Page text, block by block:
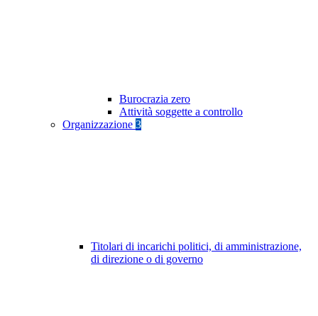
Burocrazia zero
Attività soggette a controllo
Organizzazione 3
Titolari di incarichi politici, di amministrazione,
di direzione o di governo